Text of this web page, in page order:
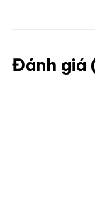
Đánh giá